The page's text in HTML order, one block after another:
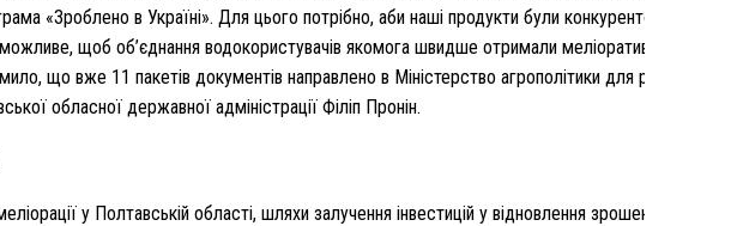
«Зроблено в Україні». Для цього потрібно, аби наші продукти були
щоб об’єднання водокористувачів якомога швидше отримали меліоративні
що вже 11 пакетів документів направлено в Міністерство агрополітики для розгляду,
обласної державної адміністрації Філіп Пронін.
у Полтавській області, шляхи залучення інвестицій у відновлення зрошення, а